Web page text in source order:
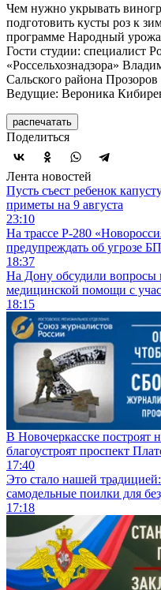
Чем нужно укрывать
подготовить кусты роз к
программе Народный
Гости студии: специалист
«Россельхознадзора»
Сальского района
Ведущие: Вероника
распечатать
Поделиться
Лента новостей
Пусть съест ребенок
приметы на 9 августа
23:10
На трассе Р-280
предупреждать об угрозе
18:37
На Дону обсудили вопросы
медицинской помощи с
18:15
В Новочеркасске построят
благоустроят проспект
17:40
Это стало нашей
самодельные поилки для
17:18